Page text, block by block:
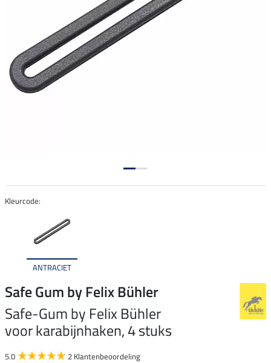
Kleurcode:
ANTRACIET
Safe Gum by Felix Bühler
Safe-Gum by Felix Bühler
voor karabijnhaken, 4 stuks
5.0 2 Klantenbeoordeling